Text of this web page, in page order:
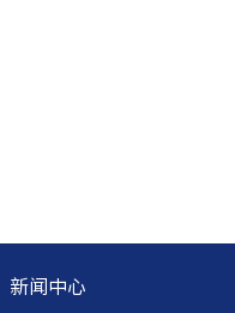
新闻中心